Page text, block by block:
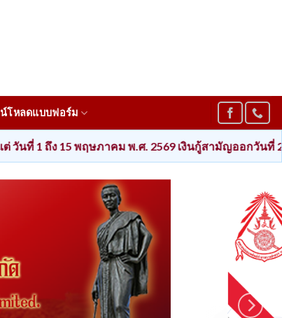
โหลดแบบฟอร์ม
ม พ.ศ. 2569 เงินกู้สามัญออกวันที่ 26 พฤษภาคม พ.ศ.